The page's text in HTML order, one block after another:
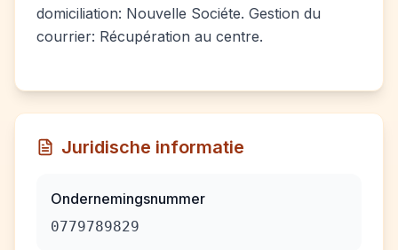
domiciliation: Nouvelle Sociéte. Gestion du
courrier: Récupération au centre.
Juridische informatie
Ondernemingsnummer
0779789829